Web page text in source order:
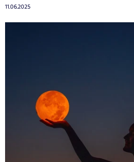
11.06.2025